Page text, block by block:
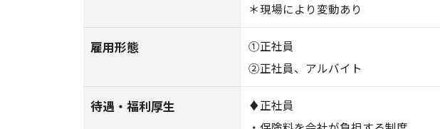
＊現場により変動あり
雇用形態
①正社員
②正社員、アルバイト
待遇・福利厚生
♦正社員